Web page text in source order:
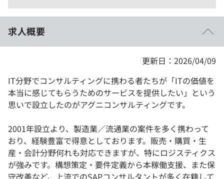
求人概要
更新日：2026/04/09
IT分野でコンサルティングに携わる者たちが「ITの価値を
本当に感じてもらうためのサービスを提供したい」という
思いで設立したのがアグニコンサルティングです。
2001年設立より、製造業／流通業の案件を多く携わって
おり、経験豊富で得意としております。販売・購買・生
産・会計分野何れも対応できますが、特にロジスティクス
が強みです。構想策定・要件定義から本稼働支援、また保